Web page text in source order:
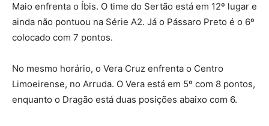
Maio enfrenta o Íbis. O time do Sertão está em 12º lugar e
ainda não pontuou na Série A2. Já o Pássaro Preto é o 6º
colocado com 7 pontos.
No mesmo horário, o Vera Cruz enfrenta o Centro
Limoeirense, no Arruda. O Vera está em 5º com 8 pontos,
enquanto o Dragão está duas posições abaixo com 6.